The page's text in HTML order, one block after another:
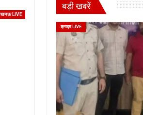
LIVE
बड़ी खबरें
क्राइम LIVE